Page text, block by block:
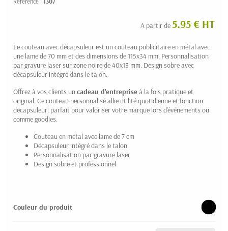
A partir de5.95 € HT
Le couteau avec décapsuleur est un couteau publicitaire en métal avec
une lame de 70 mm et des dimensions de 115x34 mm. Personnalisation
par gravure laser sur zone noire de 40x13 mm. Design sobre avec
décapsuleur intégré dans le talon.
Offrez à vos clients uncadeau d'entrepriseà la fois pratique et
original. Ce couteau personnalisé allie utilité quotidienne et fonction
décapsuleur, parfait pour valoriser votre marque lors d'événements ou
comme goodies.
Couteau en métal avec lame de 7 cm
Décapsuleur intégré dans le talon
Personnalisation par gravure laser
Design sobre et professionnel
Couleur du produit